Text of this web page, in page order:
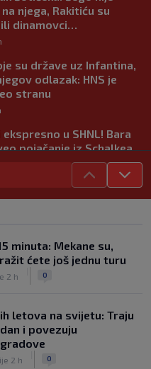
njega, Rakitiću su
dinamovci…
su države uz Infantina,
odlazak: HNS je
stranu
u SHNL! Bara
pojačanje iz Schalkea
vraća u Premier ligu,
bivšeg Vatrenog
za hrvatskog
Žuža novi je pomoćni
minuta: Mekane su,
ćete još jednu turu
2 h 0
letova na svijetu: Traju
i povezuju
2 h 0